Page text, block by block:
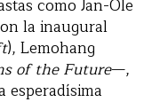
como Jan-Ole
la inaugural
), Lemohang
of the Future—,
esperadísima